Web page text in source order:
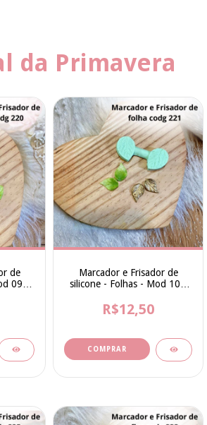
da Primavera
de
09 -
Marcador e Frisador de
silicone - Folhas - Mod 10 -
R$12,50